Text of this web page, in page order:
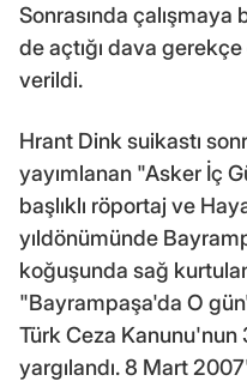
Sonrasında çalışmaya
de açtığı dava
verildi.
Hrant Dink suikastı
yayımlanan "Asker İç
başlıklı röportaj ve
yıldönümünde
koğuşunda sağ
"Bayrampaşa'da O
Türk Ceza Kanunu'nun
yargılandı. 8 Mart